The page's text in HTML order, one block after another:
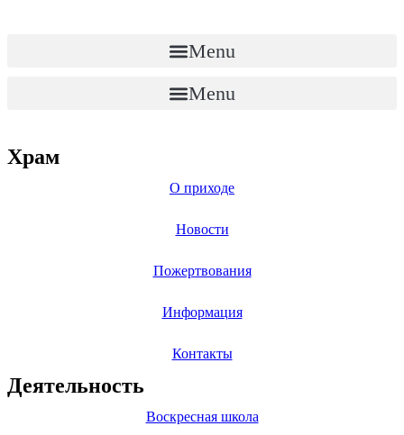
Menu
Menu
Храм
О приходе
Новости
Пожертвования
Информация
Контакты
Деятельность
Воскресная школа